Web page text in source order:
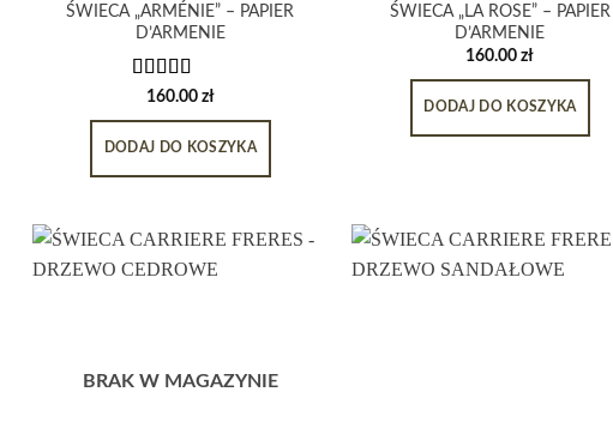
ŚWIECA „ARMÉNIE” – PAPIER
D’ARMENIE
Oceniono
160.00 zł
DODAJ DO KOSZYKA
ŚWIECA „LA ROSE” – PAPIER
D’ARMENIE
160.00zł
DODAJ DO KOSZYKA
BRAK W MAGAZYNIE